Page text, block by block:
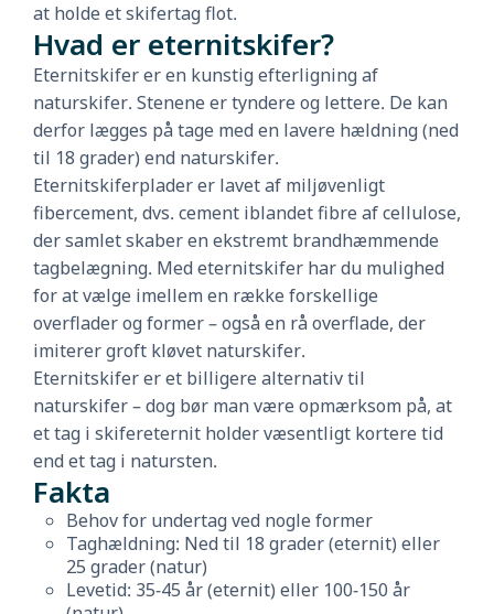
at holde et skifertag flot.
Hvad er eternitskifer?
Eternitskifer er en kunstig efterligning af
naturskifer. Stenene er tyndere og lettere. De kan
derfor lægges på tage med en lavere hældning (ned
til 18 grader) end naturskifer.
Eternitskiferplader er lavet af miljøvenligt
fibercement, dvs. cement iblandet fibre af cellulose,
der samlet skaber en ekstremt brandhæmmende
tagbelægning. Med eternitskifer har du mulighed
for at vælge imellem en række forskellige
overflader og former – også en rå overflade, der
imiterer groft kløvet naturskifer.
Eternitskifer er et billigere alternativ til
naturskifer – dog bør man være opmærksom på, at
et tag i skifereternit holder væsentligt kortere tid
end et tag i natursten.
Fakta
Behov for undertag ved nogle former
Taghældning: Ned til 18 grader (eternit) eller
25 grader (natur)
Levetid: 35-45 år (eternit) eller 100-150 år